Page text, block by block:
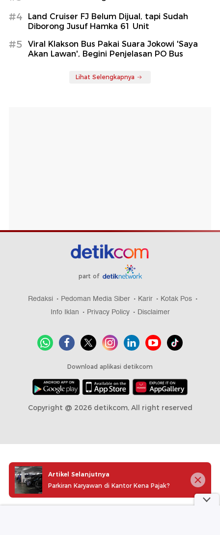
#4
Land Cruiser FJ Belum Dijual, tapi Sudah
Diborong Jusuf Hamka 61 Unit
#5
Viral Klakson Bus Pakai Suara Jokowi 'Saya
Akan Lawan', Begini Penjelasan PO Bus
Lihat Selengkapnya
part of
Redaksi Pedoman Media Siber Karir
Kotak Pos
Info Iklan
Privacy Policy Disclaimer
Download aplikasi detikcom
Copyright @ 2026 detikcom, All right reserved
Artikel Selanjutnya
Parkiran Karyawan di Kantor Kena Pajak?